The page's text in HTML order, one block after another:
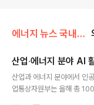
에너지 뉴스 국내&해외
산업‧에너지 분야 AI
산업과 에너지 분야에서 인
업통상자원부는 올해 총